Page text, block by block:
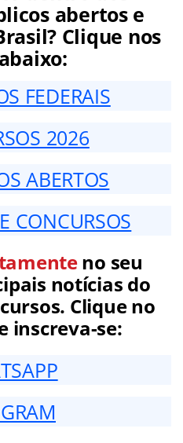
abertos e
Clique nos
FEDERAIS
2026
ABERTOS
CONCURSOS
no seu
notícias do
Clique no
inscreva-se: